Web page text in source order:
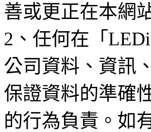
善或更正在本網
2、任何在「
公司資料、資訊
保證資料的準確
的行為負責。如